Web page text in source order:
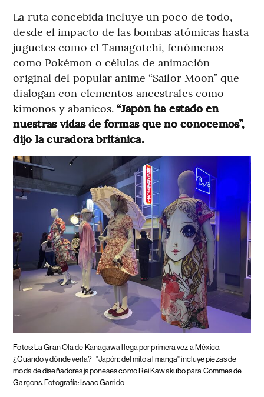
La ruta concebida incluye un poco de todo,
desde el impacto de las bombas atómicas hasta
juguetes como el Tamagotchi, fenómenos
como Pokémon o células de animación
original del popular anime “Sailor Moon” que
dialogan con elementos ancestrales como
kimonos y abanicos.“Japón ha estado en
nuestras vidas de formas que no conocemos”,
dijo la curadora británica.
Fotos: La Gran Ola de Kanagawa llega por primera vez a México.
¿Cuándo y dónde verla? "Japón: del mito al manga" incluye piezas de
moda de diseñadores japoneses como Rei Kawakubo para Commes de
Garçons. Fotografía: Isaac Garrido